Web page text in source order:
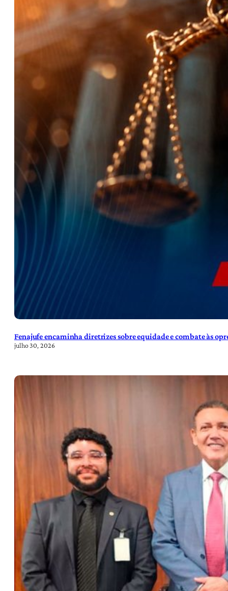
Fenajufe encaminha diretrizes sobre equidade e combate às
julho 30, 2026